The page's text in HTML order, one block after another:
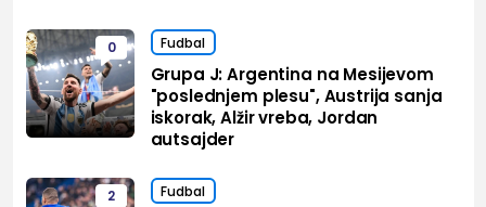
0 Fudbal
Grupa J: Argentina na Mesijevom
"poslednjem plesu", Austrija sanja
iskorak, Alžir vreba, Jordan
autsajder
2 Fudbal